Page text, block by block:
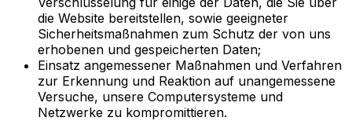
die Website bereitstellen, sowie geeigneter
Sicherheitsmaßnahmen zum Schutz der von uns
erhobenen und gespeicherten Daten;
Einsatz angemessener Maßnahmen und Verfahren
zur Erkennung und Reaktion auf unangemessene
Versuche, unsere Computersysteme und
Netzwerke zu kompromittieren.